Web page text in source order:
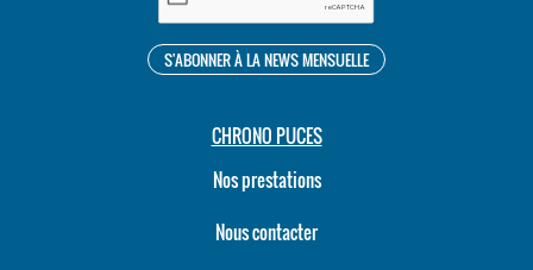
CHRONO PUCES
Nos prestations
Nous contacter